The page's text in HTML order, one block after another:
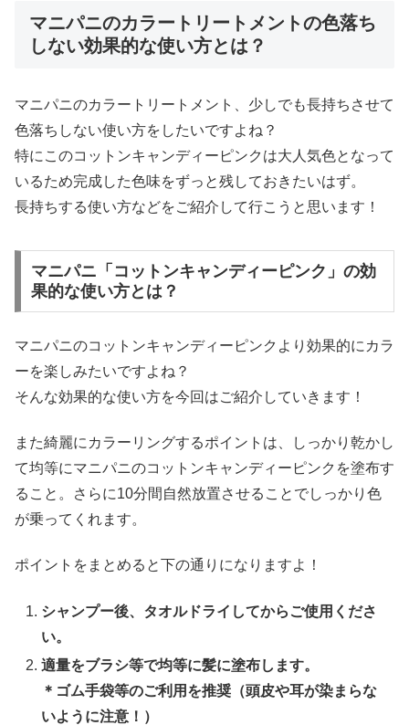
マニパニのカラートリートメントの色落ち
しない効果的な使い方とは？
マニパニのカラートリートメント、少しでも長持ちさせて
色落ちしない使い方をしたいですよね？
特にこのコットンキャンディーピンクは大人気色となって
いるため完成した色味をずっと残しておきたいはず。
長持ちする使い方などをご紹介して行こうと思います！
マニパニ「コットンキャンディーピンク」の効
果的な使い方とは？
マニパニのコットンキャンディーピンクより効果的にカラ
ーを楽しみたいですよね？
そんな効果的な使い方を今回はご紹介していきます！
また綺麗にカラーリングするポイントは、しっかり乾かし
て均等にマニパニのコットンキャンディーピンクを塗布す
ること。さらに10分間自然放置させることでしっかり色
が乗ってくれます。
ポイントをまとめると下の通りになりますよ！
シャンプー後、タオルドライしてからご使用くださ
い。
適量をブラシ等で均等に髪に塗布します。
＊ゴム手袋等のご利用を推奨（頭皮や耳が染まらな
いように注意！）